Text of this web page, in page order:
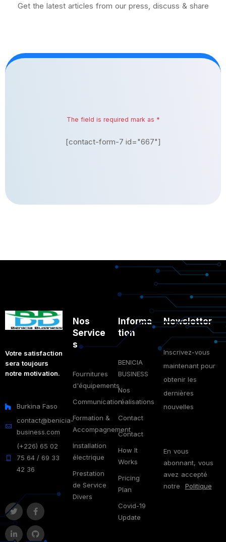
Get the latest articles from our press, discuss & share
The field is required mark as *
[contact-form-7 id="667"]
Votre satisfaction
sera toujours
notre motivation.
Burkina Faso
contact@benicia-
business.com
(+226) 65 02
75 64 / 69 33
42 36
Nos
Service
s
Fournitures
d'équipements
Communication
Formation &
Accompagnement
Installation
électrique
Prestation
de Service
Divers
Informa
tion
BENICIA
BUSINESS
Nos
réalisations
Contact
Contact
How It
Works
Pricing
Plan
Covid-19
Update
Newsletter
Inscrivez-vous
maintenant pour
obtenir les
dernières
nouvelles
En vous
abonnant, vous
avez accepté
notre Politique